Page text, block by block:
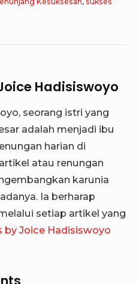
Hadisiswoyo
seorang istri yang
adalah menjadi ibu
harian di
atau renungan
karunia
Ia berharap
setiap artikel yang
by Joice Hadisiswoyo